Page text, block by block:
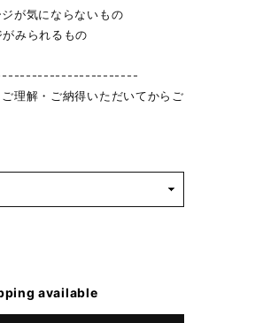
が気にならないもの
みられるもの
理解・ご納得いただいてからご
available